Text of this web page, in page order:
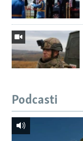
Podcasti